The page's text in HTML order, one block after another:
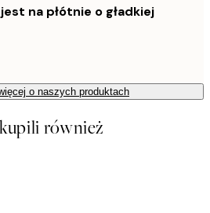
na płótnie o gładkiej
o naszych produktach
również